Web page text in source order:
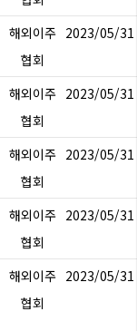
해외이주
협회
2023/05/31
해외이주
협회
2023/05/31
해외이주
협회
2023/05/31
해외이주
협회
2023/05/31
해외이주
협회
2023/05/31